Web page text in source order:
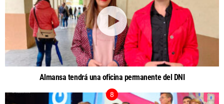
Almansa tendrá una oficina permanente del DNI